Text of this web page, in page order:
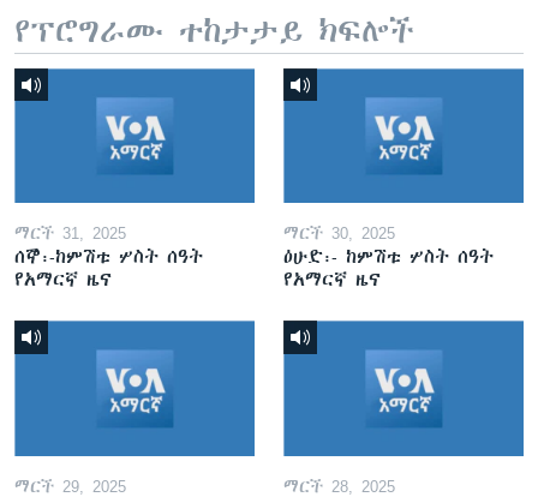
የፕሮግራሙ ተከታታይ ክፍሎች
ማርች 31, 2025
ሰኞ፡-ከምሽቱ ሦስት ሰዓት
የአማርኛ ዜና
ማርች 30, 2025
ዕሁድ፡- ከምሽቱ ሦስት ሰዓት
የአማርኛ ዜና
ማርች 29, 2025 ማርች 28, 2025